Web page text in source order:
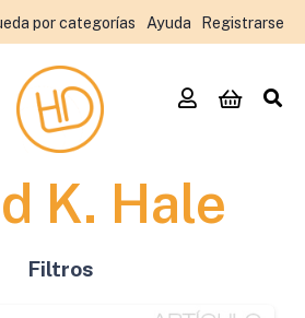
por categorías Ayuda Registrarse
K. Hale
Filtros